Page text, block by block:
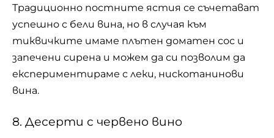
Традиционно постните ястия се съчетават
успешно с бели вина, но в случая към
тиквичките имаме плътен доматен сос и
запечени сирена и можем да си позволим да
експериментираме с леки, нискотанинови
вина.
8. Десерти с червено вино